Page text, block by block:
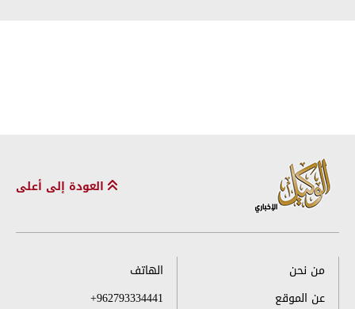
العودة إلى أعلى
من نحن
عن الموقع
الهاتف
+962793334441